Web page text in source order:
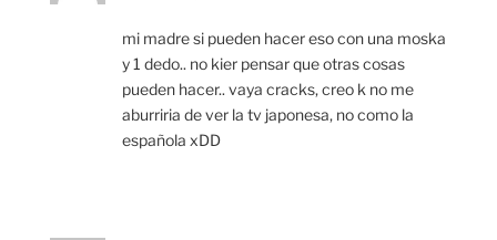
mi madre si pueden hacer eso con una moska
y 1 dedo.. no kier pensar que otras cosas
pueden hacer.. vaya cracks, creo k no me
aburriria de ver la tv japonesa, no como la
española xDD